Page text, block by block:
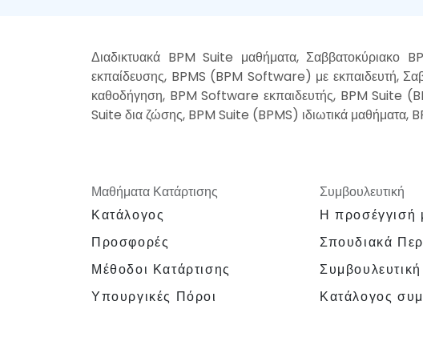
Διαδικτυακά BPM Suite μαθήματα,
εκπαίδευσης, BPMS (BPM Software) με εκπαιδευτή,
καθοδήγηση, BPM Software εκπαιδευτής, BPM Suite
Suite δια ζώσης, BPM Suite (BPMS) ιδιωτικά μαθήματα,
Μαθήματα Κατάρτισης
Κατάλογος
Προσφορές
Μέθοδοι Κατάρτισης
Υπουργικές Πόροι
Συμβουλευτική
Η προσέγγισή
Σπουδιακά
Κατάλογος